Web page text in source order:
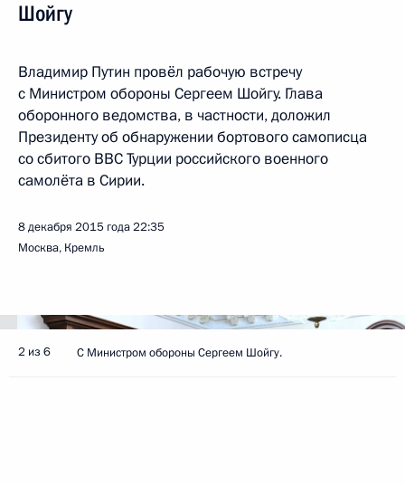
Шойгу
Владимир Путин провёл рабочую встречу
с Министром обороны Сергеем Шойгу. Глава
оборонного ведомства, в частности, доложил
Президенту об обнаружении бортового самописца
со сбитого ВВС Турции российского военного
самолёта в Сирии.
8 декабря 2015 года22:35
Москва, Кремль
2 из 6 С Министром обороны Сергеем Шойгу.